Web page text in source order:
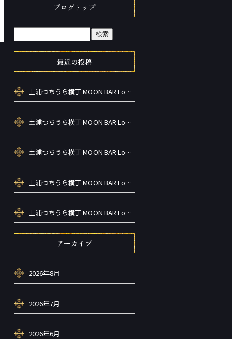
ブログトップ
最近の投稿
土浦つちうら横丁 MOON BAR Lounge ーズメントBAR シーシャカラ オケお酒
土浦つちうら横丁 MOON BAR Lounge ーズメントBAR シーシャカラ オケお酒
土浦つちうら横丁 MOON BAR Lounge ーズメントBAR シーシャカラ オケお酒
土浦つちうら横丁 MOON BAR Lounge ーズメントBAR シーシャカラ オケお酒
土浦つちうら横丁 MOON BAR Lounge ーズメントBAR シーシャカラ オケお酒
アーカイブ
2026年8月
2026年7月
2026年6月